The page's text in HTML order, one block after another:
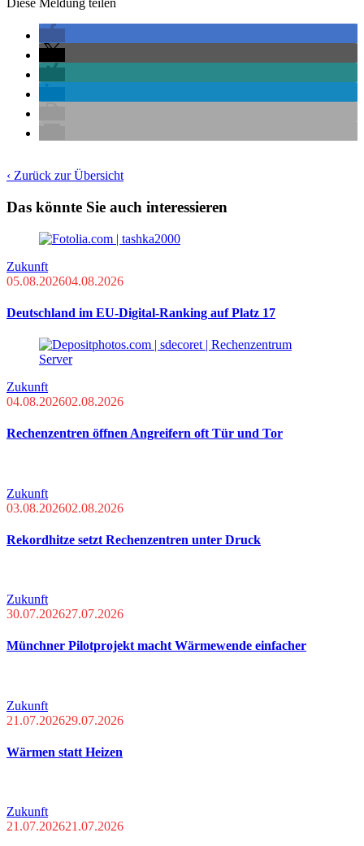
Diese Meldung teilen
‹ Zurück zur Übersicht
Das könnte Sie auch interessieren
Zukunft
05.08.202604.08.2026
Deutschland im EU-Digital-Ranking auf Platz 17
Zukunft
04.08.202602.08.2026
Rechenzentren öffnen Angreifern oft Tür und Tor
Zukunft
03.08.202602.08.2026
Rekordhitze setzt Rechenzentren unter Druck
Zukunft
30.07.202627.07.2026
Münchner Pilotprojekt macht Wärmewende einfacher
Zukunft
21.07.202629.07.2026
Wärmen statt Heizen
Zukunft
21.07.202621.07.2026